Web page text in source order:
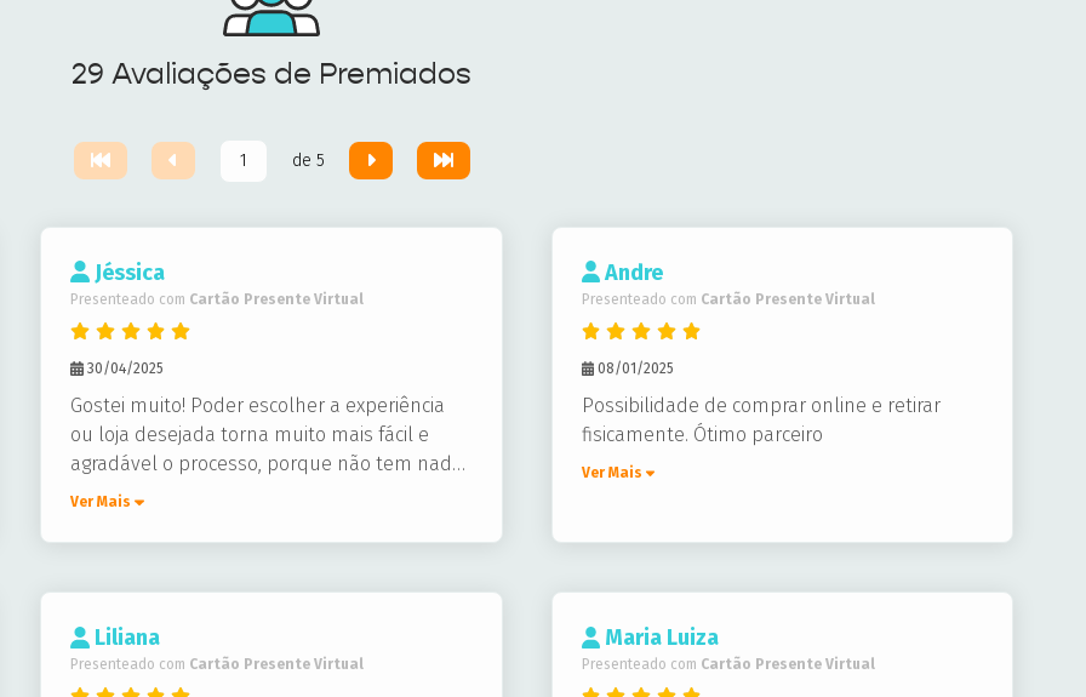
29 Avaliações de Premiados
de 5
Jéssica
Presenteado com Cartão Presente Virtual
30/04/2025
Gostei muito! Poder escolher a experiência
ou loja desejada torna muito mais fácil e
agradável o processo, porque não tem nada
pior que ganhar algo que não corresponde
Ver Mais
Andre
Presenteado com Cartão Presente Virtual
08/01/2025
Possibilidade de comprar online e retirar
fisicamente. Ótimo parceiro
Ver Mais
Liliana
Presenteado com Cartão Presente Virtual
Maria Luiza
Presenteado com Cartão Presente Virtual